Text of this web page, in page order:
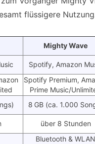
flüssigere
Mighty Wave
Spotify, Amazon
Spotify Premium,
Prime Music/
8 GB (ca. 1.000
über 8 Stunden
Bluetooth & WLAN